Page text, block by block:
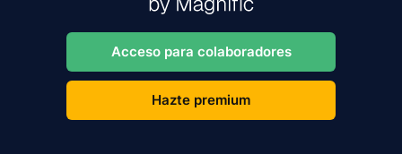
Acceso para colaboradores
Hazte premium